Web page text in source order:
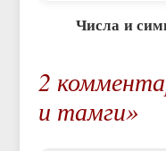
Числа и
2
и тамги»